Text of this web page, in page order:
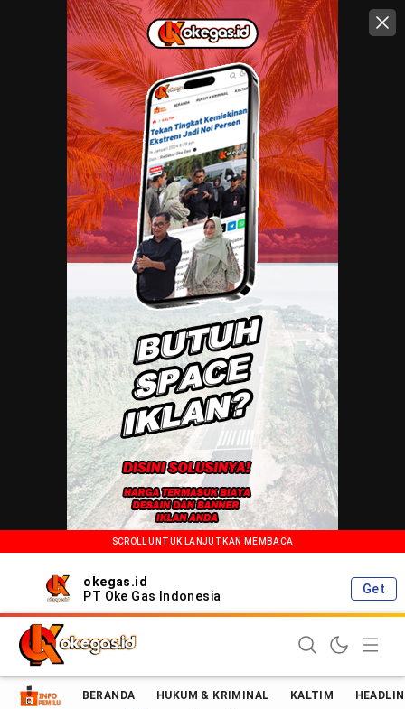
SCROLL UNTUK LANJUTKAN MEMBACA
okegas.id
PT Oke Gas Indonesia
Get
Oke Gas Indonesia | Energi Positif Informasi Terkini!
BERANDA HUKUM & KRIMINAL KALTIM